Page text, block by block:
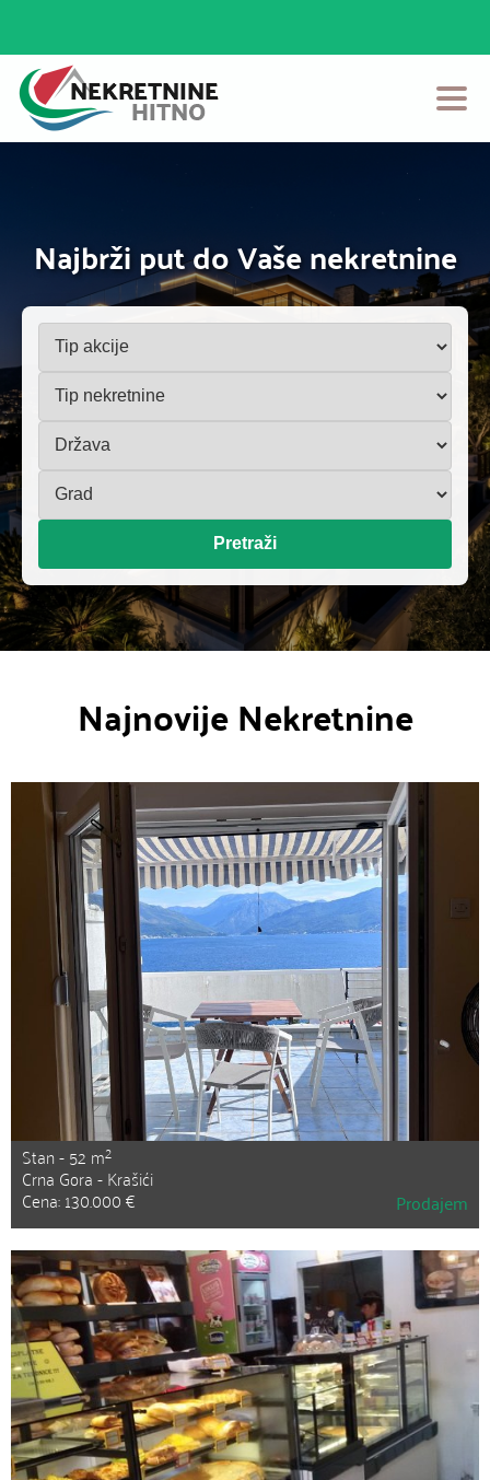
Izdavanje
Login
Postavi Oglas
Kontakt
Najbrži put do Vaše nekretnine
Pretraži
Najnovije Nekretnine
Stan - 52 m2
Crna Gora - Krašići
Cena: 130.000 € Prodajem